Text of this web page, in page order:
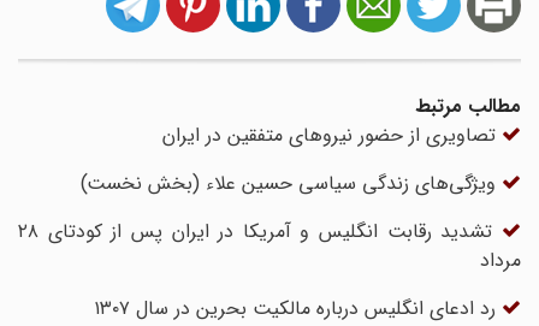
مطالب مرتبط
تصاویری از حضور نیروهای متفقین در ایران
ویژگی‌های زندگی سیاسی حسین علاء (بخش نخست)
تشدید رقابت انگلیس و آمریکا در ایران پس از کودتای ۲۸
مرداد
رد ادعای انگلیس درباره مالکیت بحرین در سال ۱۳۰۷